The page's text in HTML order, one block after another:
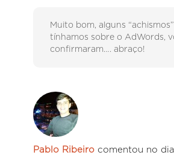
Muito bom, alguns
tínhamos sobre o AdWords,
confirmaram…. abraço!
Pablo Ribeiro comentou no